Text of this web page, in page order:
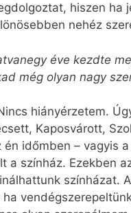
hiszen ha
nehéz
éve kezdte
még olyan nagy
hiányérzetem.
Kaposvárott,
én időmben – vagyis
a színház. Ezekben
színházat.
ha